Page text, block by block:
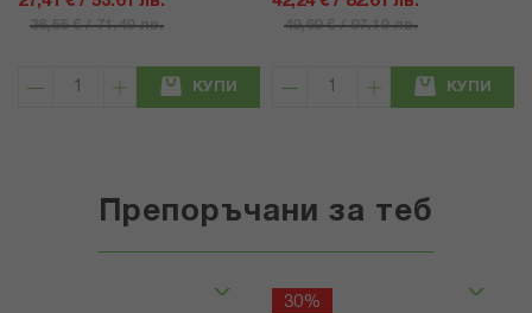
36,55 € / 71.49 лв.
КУПИ
49,69 € / 97.19 лв.
КУПИ
Препоръчани за теб
30%